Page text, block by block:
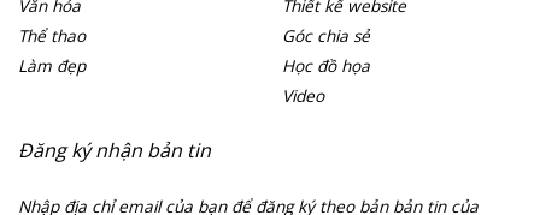
Văn hóa
Thể thao
Làm đẹp
Thiết kế website
Góc chia sẻ
Học đồ họa
Video
Đăng ký nhận bản tin
Nhập địa chỉ email của bạn để đăng ký theo bản bản tin của